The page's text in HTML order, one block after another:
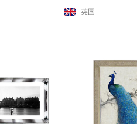
英国